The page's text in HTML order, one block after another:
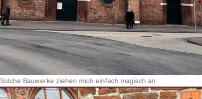
Solche Bauwerke ziehen mich einfach magisch an